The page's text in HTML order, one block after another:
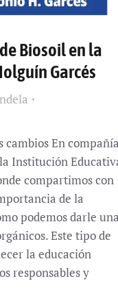
Biosoil en la
Garcés
cambios En compañía
Institución
compartimos con
de la
podemos darle una
Este tipo de
la educación
responsables y